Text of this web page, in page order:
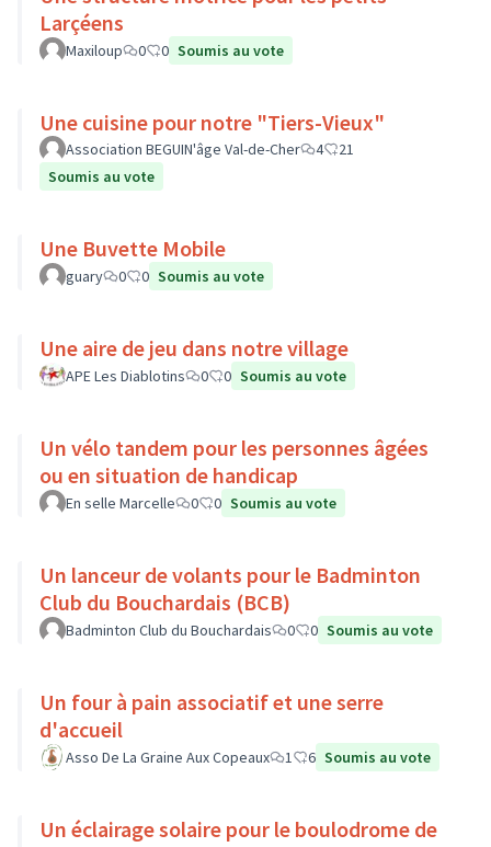
Larçéens
Maxiloup 0 0 Soumis au vote
Une cuisine pour notre "Tiers-Vieux"
Association BEGUIN'âge Val-de-Cher 4
21
Soumis au vote
Une Buvette Mobile
guary 0 0 Soumis au vote
Une aire de jeu dans notre village
APE Les Diablotins 0 0 Soumis au vote
Un vélo tandem pour les personnes âgées
ou en situation de handicap
En selle Marcelle 0 0 Soumis au vote
Un lanceur de volants pour le Badminton
Club du Bouchardais (BCB)
Badminton Club du Bouchardais 0 0 Soumis au vote
Un four à pain associatif et une serre
d'accueil
Asso De La Graine Aux Copeaux 1 6 Soumis au vote
Un éclairage solaire pour le boulodrome de